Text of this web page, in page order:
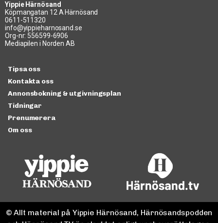
Yippie Härnösand
Köpmangatan 12 A Härnösand
0611-511320
info@yippieharnosand.se
Org-nr: 556599-6906
Mediapilen i Norden AB
Tipsa oss
Kontakta oss
Annonsbokning & utgivningsplan
Tidningar
Prenumerera
Om oss
© Allt material på Yippie Härnösand, Härnösandspodden